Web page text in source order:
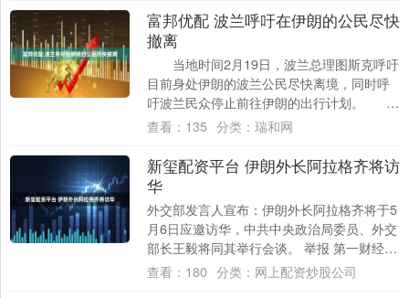
富邦优配 波兰呼吁在伊朗的公民尽快
撤离
当地时间2月19日，波兰总理图斯克呼吁
目前身处伊朗的波兰公民尽快离境，同时呼
吁波兰民众停止前往伊朗的出行计划。
图斯克呼吁波兰公民严肃....
查看： 135 分类： 瑞和网
新玺配资平台 伊朗外长阿拉格齐将访
华
外交部发言人宣布：伊朗外长阿拉格齐将于5
月6日应邀访华，中共中央政治局委员、外交
部长王毅将同其举行会谈。 举报 第一财经广
告合作，请点击这里此内容为第一财经原
查看： 180 分类： 网上配资炒股公司